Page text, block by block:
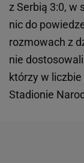
z Serbią 3:0, w
nic do
rozmowach z
nie
którzy w
Stadionie